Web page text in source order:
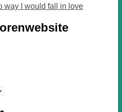
way I would fall in love